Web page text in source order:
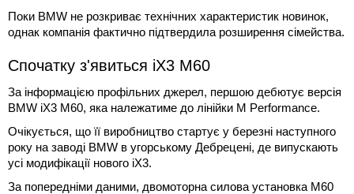
Поки BMW не розкриває технічних характеристик новинок,
однак компанія фактично підтвердила розширення сімейства.
Спочатку з'явиться iX3 M60
За інформацією профільних джерел, першою дебютує версія
BMW iX3 M60, яка належатиме до лінійки M Performance.
Очікується, що її виробництво стартує у березні наступного
року на заводі BMW в угорському Дебрецені, де випускають
усі модифікації нового iX3.
За попередніми даними, двомоторна силова установка M60